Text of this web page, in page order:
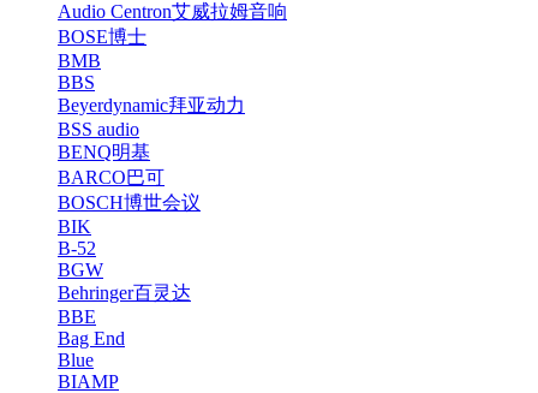
Audio Centron艾威拉姆音响
BOSE博士
BMB
BBS
Beyerdynamic拜亚动力
BSS audio
BENQ明基
BARCO巴可
BOSCH博世会议
BIK
B-52
BGW
Behringer百灵达
BBE
Bag End
Blue
BIAMP